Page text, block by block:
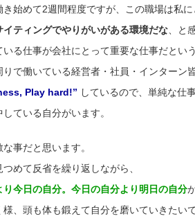
き始めて2週間程度ですが、この職場は私に
イティングでやりがいがある環境だな 、と
いる仕事が会社にとって重要な仕事だとい
りで働いている経営者・社員・インターン
Play hard!” しているので、単純な仕
ている自分がいます。
事だと思います。
めて反省を繰り返しながら、
り今日の自分。今日の自分より明日の自分
、頭も体も鍛えて自分を磨いていきたいで